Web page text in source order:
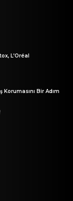
L’Oréal
Bir Adım